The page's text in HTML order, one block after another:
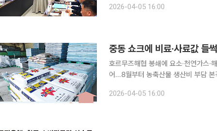
체를 찾아 비료 수급 상황을 직접 점
2026-04-05 16:00
호르무즈해협 봉쇄에 요소·천연가스
어…8월부터 농축산물 생산비 부담
'밥상물가'인 농축산물 가격 전반을
2026-04-05 16:00